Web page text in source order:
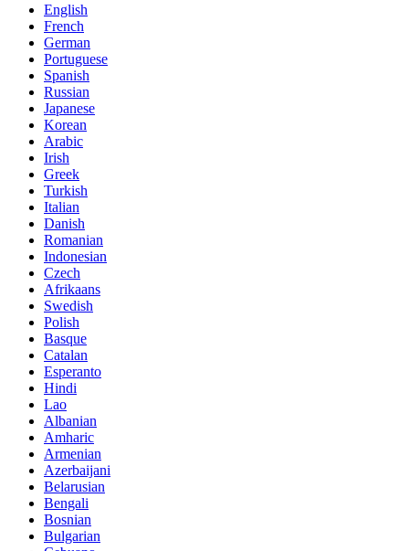
English
French
German
Portuguese
Spanish
Russian
Japanese
Korean
Arabic
Irish
Greek
Turkish
Italian
Danish
Romanian
Indonesian
Czech
Afrikaans
Swedish
Polish
Basque
Catalan
Esperanto
Hindi
Lao
Albanian
Amharic
Armenian
Azerbaijani
Belarusian
Bengali
Bosnian
Bulgarian